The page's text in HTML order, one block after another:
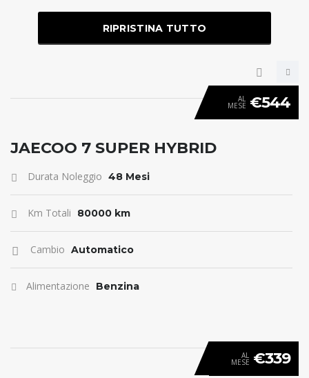
RIPRISTINA TUTTO
ANTICIPO 0
AL
MESE €544
JAECOO 7 SUPER HYBRID
Durata Noleggio 48 Mesi
Km Totali 80000 km
Cambio Automatico
Alimentazione Benzina
AL
MESE €339